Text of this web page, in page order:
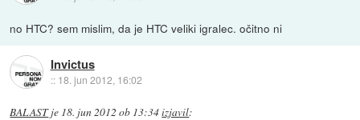
no HTC? sem mislim, da je HTC veliki igralec. očitno ni
Invictus
:: 18. jun 2012, 16:02
BALASTje 18. jun 2012 ob 13:34izjavil: